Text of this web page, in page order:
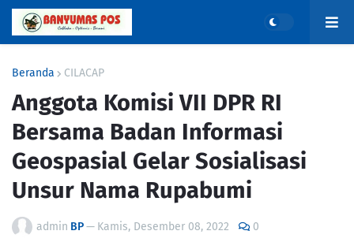
Beranda CILACAP
Anggota Komisi VII DPR RI
Bersama Badan Informasi
Geospasial Gelar Sosialisasi
Unsur Nama Rupabumi
admin BP— Kamis, Desember 08, 2022 0